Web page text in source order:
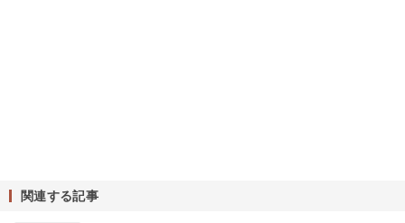
関連する記事